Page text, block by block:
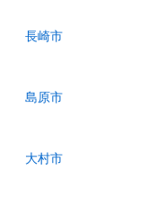
長崎市
島原市
大村市